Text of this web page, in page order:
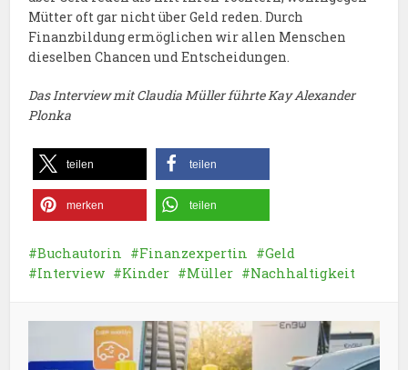
Mütter oft gar nicht über Geld reden. Durch
Finanzbildung ermöglichen wir allen Menschen
dieselben Chancen und Entscheidungen.
Das Interview mit Claudia Müller führte Kay Alexander
Plonka
teilen teilen
merken teilen
Buchautorin Finanzexpertin
Geld
Interview
Kinder Müller Nachhaltigkeit